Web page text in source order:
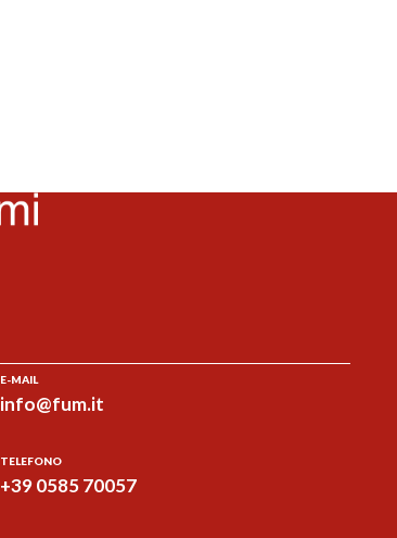
E-MAIL
info@fum.it
TELEFONO
+39 0585 70057